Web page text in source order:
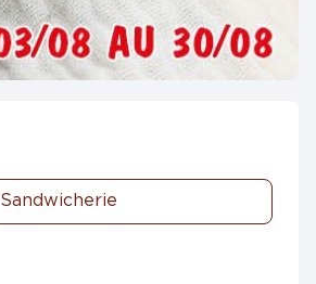
Sandwicherie